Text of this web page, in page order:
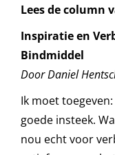
Lees de column
Inspiratie en
Bindmiddel
Door Daniel
Ik moet
goede insteek.
nou echt voor